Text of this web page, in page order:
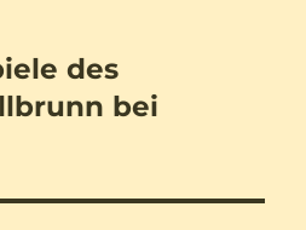
des
bei